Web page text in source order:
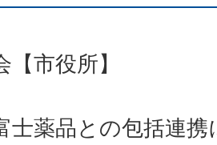
【市役所】
士薬品との包括連